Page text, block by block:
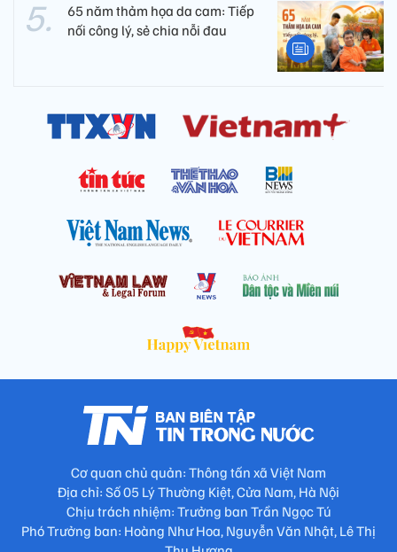
65 năm thảm họa da cam: Tiếp
nối công lý, sẻ chia nỗi đau
Cơ quan chủ quản: Thông tấn xã Việt Nam
Địa chỉ: Số 05 Lý Thường Kiệt, Cửa Nam, Hà Nội
Chịu trách nhiệm: Trưởng ban Trần Ngọc Tú
Phó Trưởng ban: Hoàng Như Hoa, Nguyễn Văn Nhật, Lê Thị